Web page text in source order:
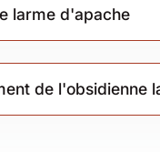
larme d'apache
de l'obsidienne